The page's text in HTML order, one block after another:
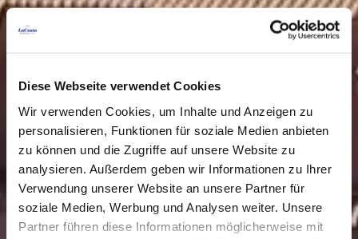
Diese Webseite verwendet Cookies
Wir verwenden Cookies, um Inhalte und Anzeigen zu
personalisieren, Funktionen für soziale Medien anbieten
zu können und die Zugriffe auf unsere Website zu
analysieren. Außerdem geben wir Informationen zu Ihrer
Verwendung unserer Website an unsere Partner für
soziale Medien, Werbung und Analysen weiter. Unsere
Partner führen diese Informationen möglicherweise mit